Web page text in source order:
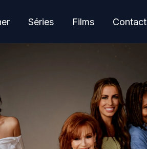
Séries Films Contact